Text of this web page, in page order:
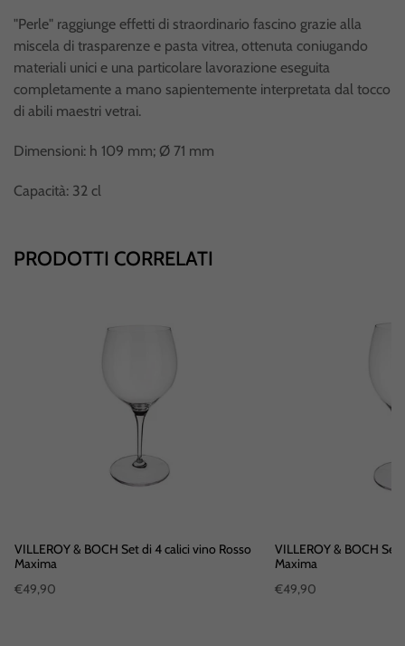
"Perle" raggiunge effetti di straordinario fascino grazie alla
miscela di trasparenze e pasta vitrea, ottenuta coniugando
materiali unici e una particolare lavorazione eseguita
completamente a mano sapientemente interpretata dal tocco
di abili maestri vetrai.
Dimensioni: h 109 mm; Ø 71 mm
Capacità: 32 cl
PRODOTTI CORRELATI
VILLEROY & BOCH Set di 4 calici vino Rosso
Maxima
€49,90
VILLEROY & BOCH Set di 4
Maxima
€49,90